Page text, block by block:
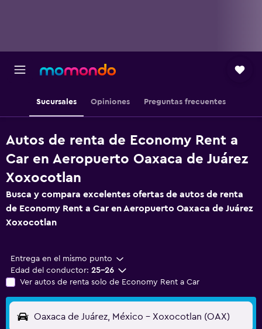
Sucursales Opiniones Preguntas frecuentes
Autos de renta de Economy Rent a
Car en Aeropuerto Oaxaca de Juárez
Xoxocotlan
Busca y compara excelentes ofertas de autos de renta
de Economy Rent a Car en Aeropuerto Oaxaca de Juárez
Xoxocotlan
Entrega en el mismo punto
Edad del conductor: 25-26
Ver autos de renta solo de Economy Rent a Car
Oaxaca de Juárez, México - Xoxocotlan (OAX)